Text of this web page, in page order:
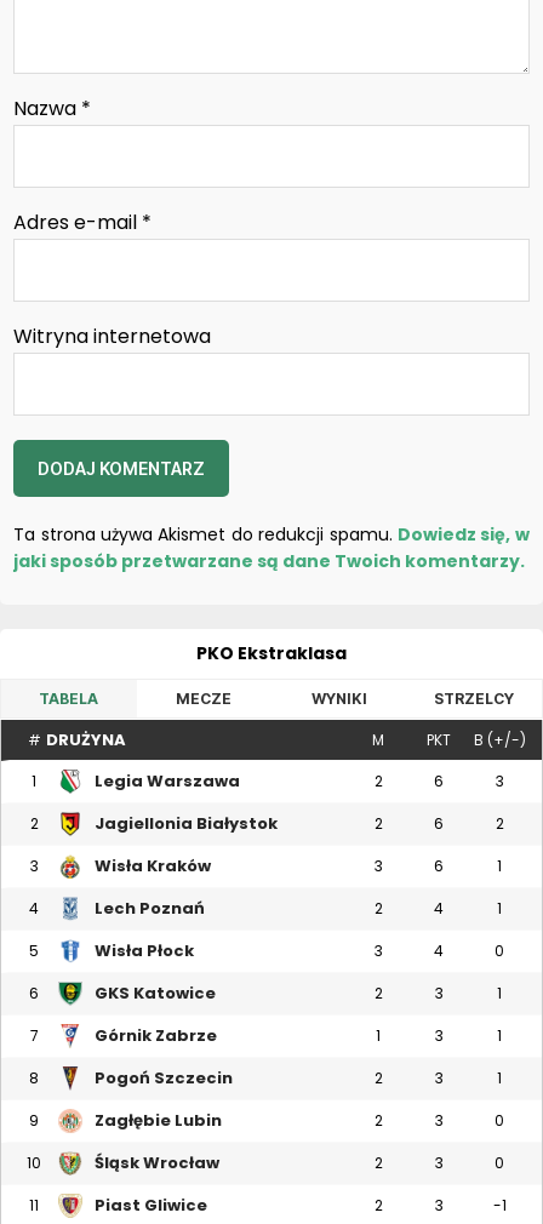
Nazwa *
Adres e-mail *
Witryna internetowa
Ta strona używa Akismet do redukcji spamu. Dowiedz się, w
jaki sposób przetwarzane są dane Twoich komentarzy.
PKO Ekstraklasa
TABELA MECZE WYNIKI STRZELCY
# DRUŻYNA M PKT B (+/-)
1 Legia Warszawa 2 6 3
2 Jagiellonia Białystok 2 6 2
3 Wisła Kraków 3 6 1
4 Lech Poznań 2 4 1
5 Wisła Płock 3 4 0
6 GKS Katowice 2 3 1
7 Górnik Zabrze 1 3 1
8 Pogoń Szczecin 2 3 1
9 Zagłębie Lubin 2 3 0
10 Śląsk Wrocław 2 3 0
11 Piast Gliwice 2 3 -1